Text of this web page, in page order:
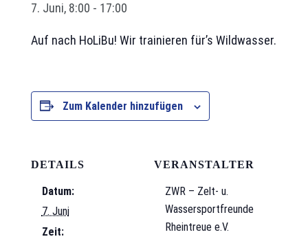
7. Juni, 8:00 - 17:00
Auf nach HoLiBu! Wir trainieren für’s Wildwasser.
Zum Kalender hinzufügen
DETAILS
Datum:
7. Juni
Zeit:
VERANSTALTER
ZWR – Zelt- u.
Wassersportfreunde
Rheintreue e.V.